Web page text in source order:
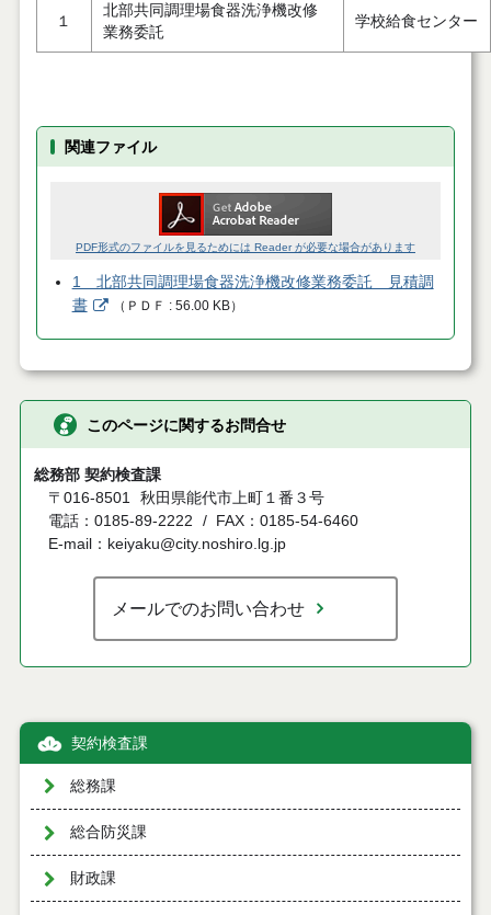
１
北部共同調理場食器洗浄機改修
業務委託
学校給食センター
関連ファイル
PDF形式のファイルを見るためには Reader が必要な場合があります
1 北部共同調理場食器洗浄機改修業務委託 見積調
書
（ ＰＤＦ 56.00 KB）
このページに関するお問合せ
総務部 契約検査課
〒016-8501 秋田県能代市上町１番３号
電話：0185-89-2222
FAX：0185-54-6460
E-mail：keiyaku@city.noshiro.lg.jp
メールでのお問い合わせ
契約検査課
総務課
総合防災課
財政課